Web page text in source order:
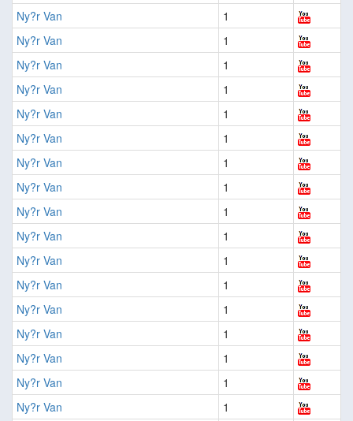
Ny?r Van
1
Ny?r Van
1
Ny?r Van
1
Ny?r Van
1
Ny?r Van
1
Ny?r Van
1
Ny?r Van
1
Ny?r Van
1
Ny?r Van
1
Ny?r Van
1
Ny?r Van
1
Ny?r Van
1
Ny?r Van
1
Ny?r Van
1
Ny?r Van
1
Ny?r Van
1
Ny?r Van
1